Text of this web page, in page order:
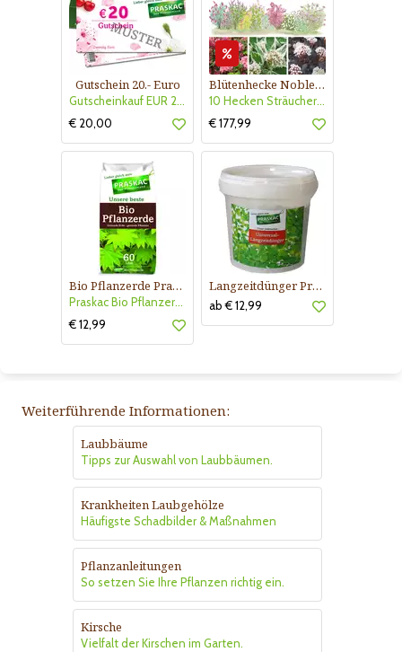
Gutschein 20.- Euro
Gutscheinkauf EUR 20.-
€ 20,00
Blütenhecke Nobless-Kollektion Nr. 402
10 Hecken Sträucher - für 10 lfm Blütenhecke - Blühend März - Oktober
€ 177,99
Bio Pflanzerde Praskac
Praskac Bio Pflanzerde
€ 12,99
Langzeitdünger Praskac
ab € 12,99
Weiterführende Informationen:
Laubbäume
Tipps zur Auswahl von Laubbäumen.
Krankheiten Laubgehölze
Häufigste Schadbilder & Maßnahmen
Pflanzanleitungen
So setzen Sie Ihre Pflanzen richtig ein.
Kirsche
Vielfalt der Kirschen im Garten.